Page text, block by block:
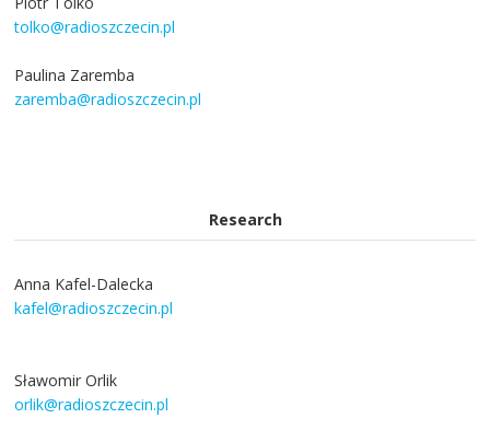
tolko@radioszczecin.pl
Paulina Zaremba
zaremba@radioszczecin.pl
Research
Anna Kafel-Dalecka
kafel@radioszczecin.pl
Sławomir Orlik
orlik@radioszczecin.pl